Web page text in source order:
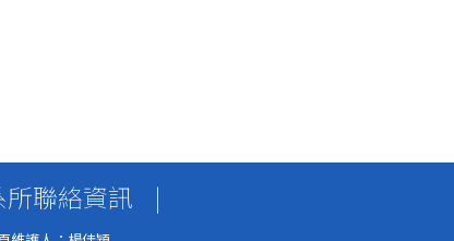
所聯絡資訊 |